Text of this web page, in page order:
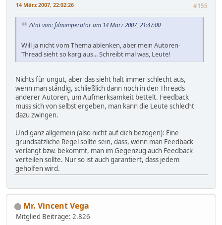
14 März 2007, 22:02:26 #155
Zitat von: filmimperator am 14 März 2007, 21:47:00
Will ja nicht vom Thema ablenken, aber mein Autoren-
Thread sieht so karg aus... Schreibt mal was, Leute!
Nichts für ungut, aber das sieht halt immer schlecht aus,
wenn man ständig, schließlich dann noch in den Threads
anderer Autoren, um Aufmerksamkeit bettelt. Feedback
muss sich von selbst ergeben, man kann die Leute schlecht
dazu zwingen.
Und ganz allgemein (also nicht auf dich bezogen): Eine
grundsätzliche Regel sollte sein, dass, wenn man Feedback
verlangt bzw. bekommt, man im Gegenzug auch Feedback
verteilen sollte. Nur so ist auch garantiert, dass jedem
geholfen wird.
Mr. Vincent Vega
Mitglied Beiträge: 2.826